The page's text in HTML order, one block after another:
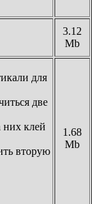
3.12
Mb
для
две
них клей
вторую
1.68
Mb